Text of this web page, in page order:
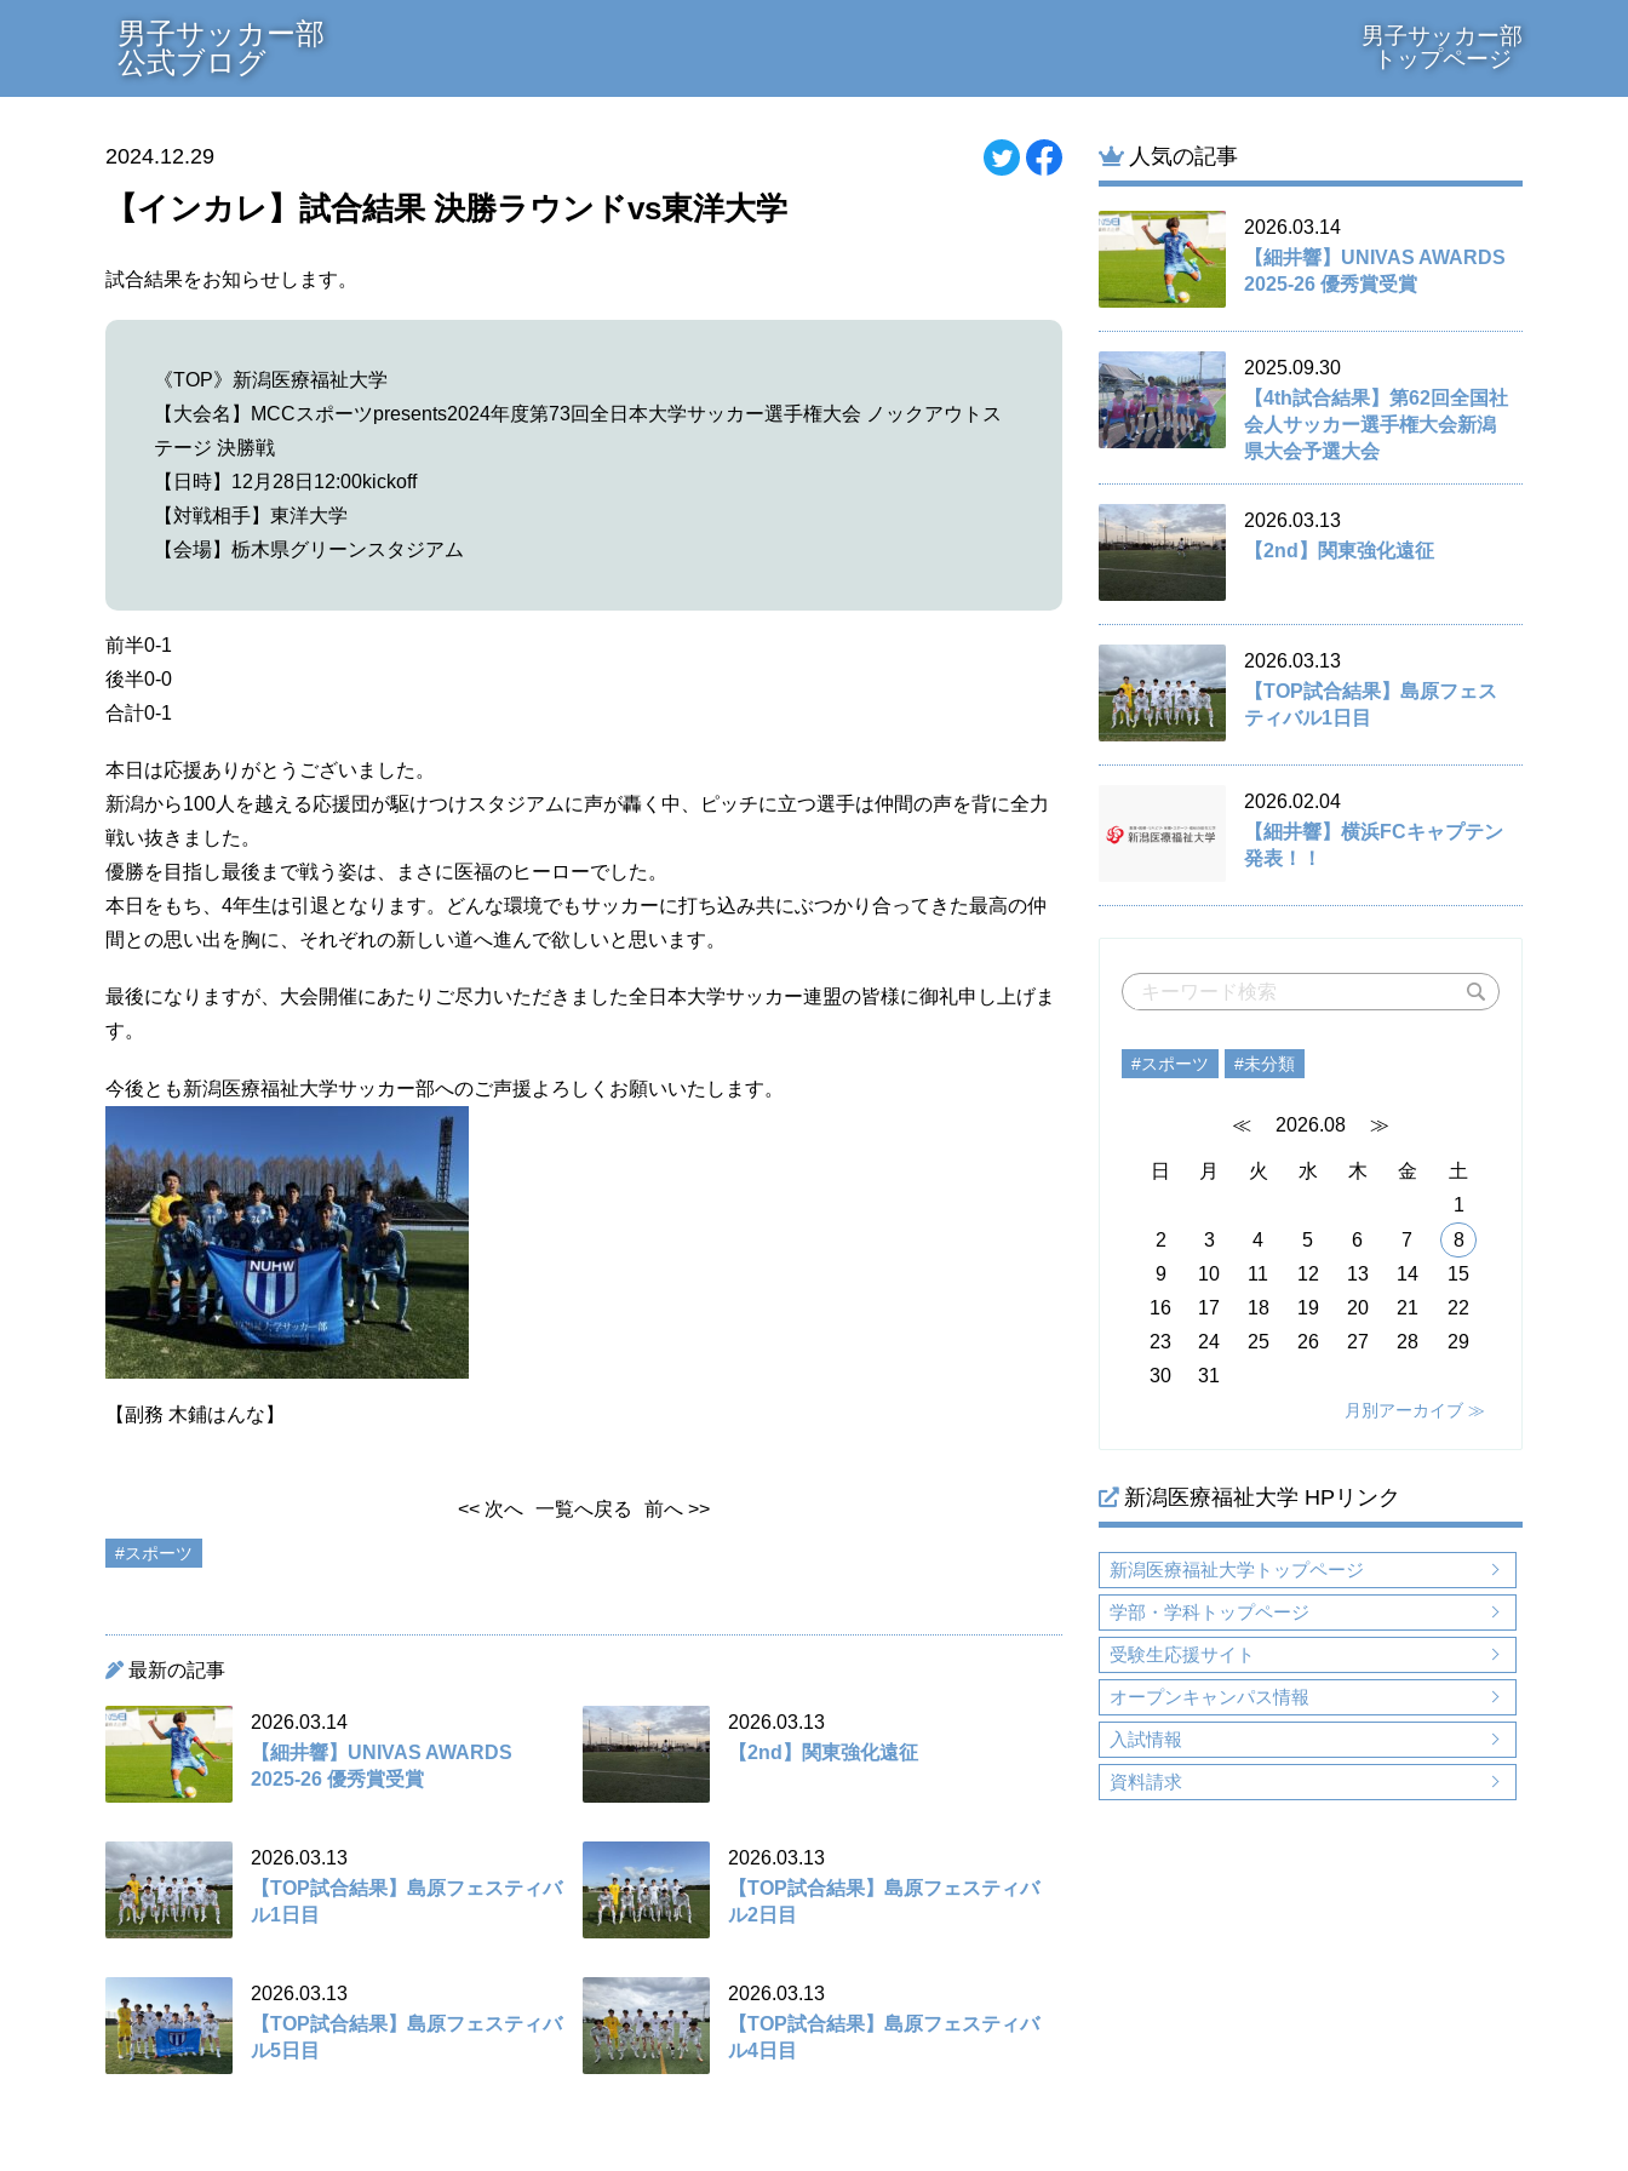
男子サッカー部
トップページ
男子サッカー部
公式ブログ
2024.12.29
【インカレ】試合結果 決勝ラウンドvs東洋大学
試合結果をお知らせします。
《TOP》新潟医療福祉大学
【大会名】MCCスポーツpresents2024年度第73回全日本大学サッカー選手権大会 ノックアウトス
テージ 決勝戦
【日時】12月28日12:00kickoff
【対戦相手】東洋大学
【会場】栃木県グリーンスタジアム
前半0-1
後半0-0
合計0-1
本日は応援ありがとうございました。
新潟から100人を越える応援団が駆けつけスタジアムに声が轟く中、ピッチに立つ選手は仲間の声を背に全力
戦い抜きました。
優勝を目指し最後まで戦う姿は、まさに医福のヒーローでした。
本日をもち、4年生は引退となります。どんな環境でもサッカーに打ち込み共にぶつかり合ってきた最高の仲
間との思い出を胸に、それぞれの新しい道へ進んで欲しいと思います。
最後になりますが、大会開催にあたりご尽力いただきました全日本大学サッカー連盟の皆様に御礼申し上げま
す。
今後とも新潟医療福祉大学サッカー部へのご声援よろしくお願いいたします。
【副務 木鋪はんな】
<< 次へ 一覧へ戻る 前へ >>
#スポーツ
最新の記事
2026.03.14
【細井響】UNIVAS AWARDS
2025-26 優秀賞受賞
2026.03.13
【2nd】関東強化遠征
2026.03.13
【TOP試合結果】島原フェスティバ
ル1日目
2026.03.13
【TOP試合結果】島原フェスティバ
ル2日目
2026.03.13
【TOP試合結果】島原フェスティバ
ル5日目
2026.03.13
【TOP試合結果】島原フェスティバ
ル4日目
人気の記事
2026.03.14
【細井響】UNIVAS AWARDS
2025-26 優秀賞受賞
2025.09.30
【4th試合結果】第62回全国社
会人サッカー選手権大会新潟
県大会予選大会
2026.03.13
【2nd】関東強化遠征
2026.03.13
【TOP試合結果】島原フェス
ティバル1日目
2026.02.04
【細井響】横浜FCキャプテン
発表！！
#スポーツ #未分類
≪ 2026.08 ≫
日 月 火 水 木 金
土
1
2
3 4 5 6 7
8
9
10 11 12 13 14
15
16
17 18 19 20 21
22
23
24 25 26 27 28
29
30
31
月別アーカイブ ≫
新潟医療福祉大学 HPリンク
新潟医療福祉大学トップページ
学部・学科トップページ
受験生応援サイト
オープンキャンパス情報
入試情報
資料請求